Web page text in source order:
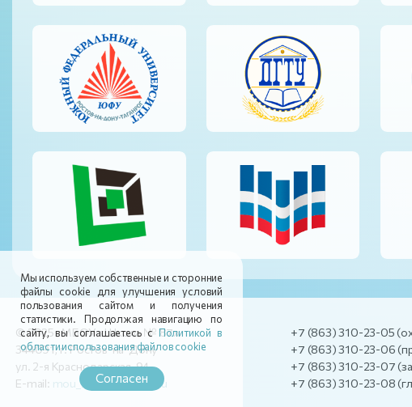
Мы используем собственные и сторонние
файлы cookie для улучшения условий
пользования сайтом и получения
статистики. Продолжая навигацию по
сайту, вы соглашаетесь с Политикой в
области использования файлов cookie
Согласен
© 2025 МБОУ «Школа № 87»
344091, г. Ростов-на-Дону
ул. 2-я Краснодарская, 94
E-mail: mou_soch_87@mail.ru
+7 (863) 310-23-05
+7 (863) 310-23-06
+7 (863) 310-23-07
+7 (863) 310-23-08